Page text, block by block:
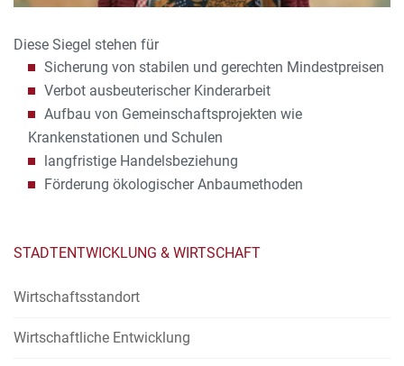
STADTENTWICKLUNG & WIRTSCHAFT
Wirtschaftsstandort
Wirtschaftliche Entwicklung
Diese Siegel stehen für
Sicherung von stabilen und gerechten Mindestpreisen
Verbot ausbeuterischer Kinderarbeit
Aufbau von Gemeinschaftsprojekten wie
Krankenstationen und Schulen
langfristige Handelsbeziehung
Förderung ökologischer Anbaumethoden